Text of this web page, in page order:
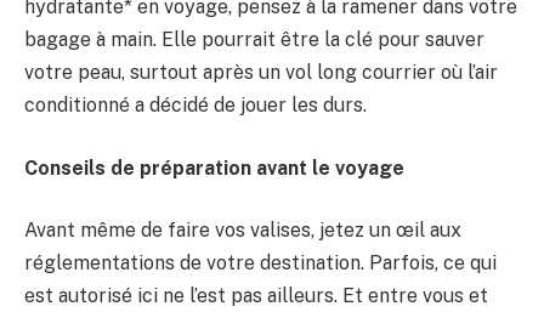
hydratante* en voyage, pensez à la ramener dans votre
bagage à main. Elle pourrait être la clé pour sauver
votre peau, surtout après un vol long courrier où l’air
conditionné a décidé de jouer les durs.
Conseils de préparation avant le voyage
Avant même de faire vos valises, jetez un œil aux
réglementations de votre destination. Parfois, ce qui
est autorisé ici ne l’est pas ailleurs. Et entre vous et